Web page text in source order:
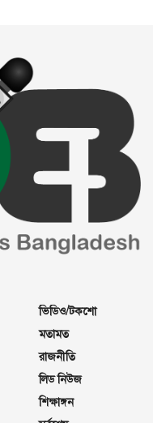
ভিডিও/টকশো
মতামত
রাজনীতি
লিড নিউজ
শিক্ষাঙ্গন